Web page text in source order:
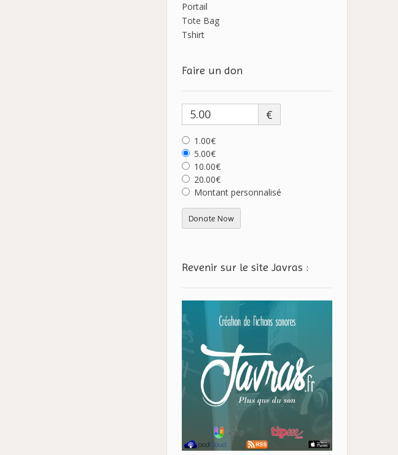
Portail
Tote Bag
Tshirt
Faire un don
€
1.00€
5.00€
10.00€
20.00€
Montant personnalisé
Donate Now
Revenir sur le site Javras :